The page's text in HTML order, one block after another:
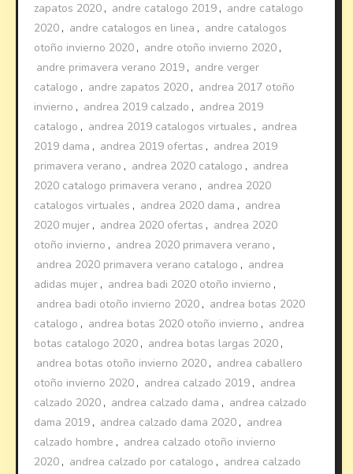
zapatos 2020 , andre catalogo 2019 , andre catalogo
2020 , andre catalogos en linea , andre catalogos
otoño invierno 2020 , andre otoño invierno 2020 ,
andre primavera verano 2019 , andre verger
catalogo , andre zapatos 2020 , andrea 2017 otoño
invierno , andrea 2019 calzado , andrea 2019
catalogo , andrea 2019 catalogos virtuales , andrea
2019 dama , andrea 2019 ofertas , andrea 2019
primavera verano , andrea 2020 catalogo , andrea
2020 catalogo primavera verano , andrea 2020
catalogos virtuales , andrea 2020 dama , andrea
2020 mujer , andrea 2020 ofertas , andrea 2020
otoño invierno , andrea 2020 primavera verano ,
andrea 2020 primavera verano catalogo , andrea
adidas mujer , andrea badi 2020 otoño invierno ,
andrea badi otoño invierno 2020 , andrea botas 2020
catalogo , andrea botas 2020 otoño invierno , andrea
botas catalogo 2020 , andrea botas largas 2020 ,
andrea botas otoño invierno 2020 , andrea caballero
otoño invierno 2020 , andrea calzado 2019 , andrea
calzado 2020 , andrea calzado dama , andrea calzado
dama 2019 , andrea calzado dama 2020 , andrea
calzado hombre , andrea calzado otoño invierno
2020 , andrea calzado por catalogo , andrea calzado